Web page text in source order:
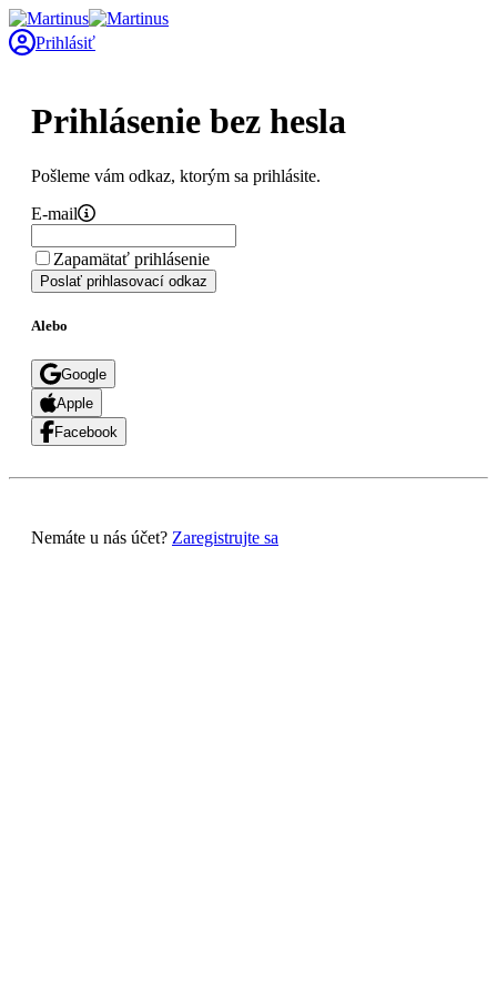
Prihlásiť
Prihlásenie bez hesla
Pošleme vám odkaz, ktorým sa prihlásite.
E-mail
Zapamätať prihlásenie
Poslať prihlasovací odkaz
Alebo
Google
Apple
Facebook
Nemáte u nás účet? Zaregistrujte sa